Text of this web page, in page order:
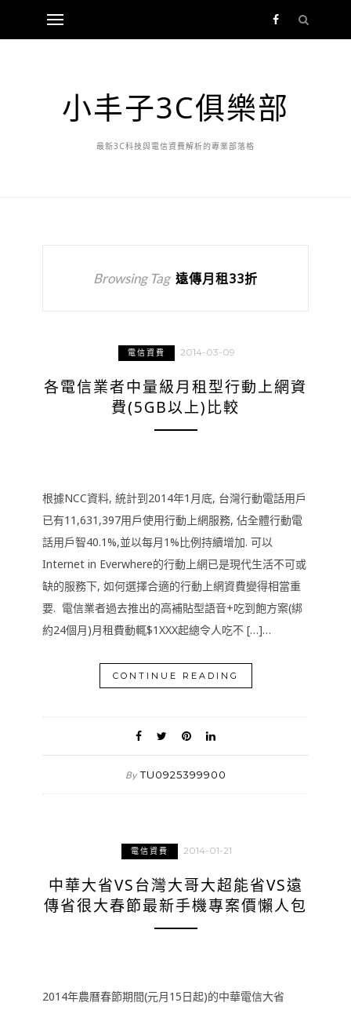
小丰子3C俱樂部
最新3C科技與電信資費解析的專業部落格
Browsing Tag 遠傳月租33折
電信資費 2014-03-09
各電信業者中量級月租型行動上網資
費(5GB以上)比較
根據NCC資料, 統計到2014年1月底, 台灣行動電話用戶
已有11,631,397用戶使用行動上網服務, 佔全體行動電
話用戶智40.1%,並以每月1%比例持續增加. 可以
Internet in Everwhere的行動上網已是現代生活不可或
缺的服務下, 如何選擇合適的行動上網資費變得相當重
要. 電信業者過去推出的高補貼型語音+吃到飽方案(綁
約24個月)月租費動輒$1XXX起總令人吃不 […]…
CONTINUE READING
By TU0925399900
電信資費 2014-01-21
中華大省VS台灣大哥大超能省VS遠
傳省很大春節最新手機專案價懶人包
2014年農曆春節期間(元月15日起)的中華電信大省